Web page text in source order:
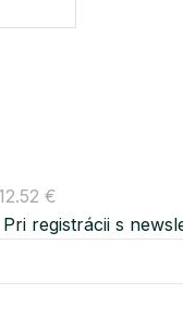
€
Pri registrácii s